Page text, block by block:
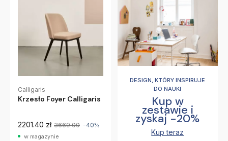
Calligaris
Krzesło Foyer Calligaris
2201.40 zł 3669.00 -40%
w magazynie
DESIGN, KTÓRY INSPIRUJE
DO NAUKI
Kup w
zestawie i
zyskaj -20%
Kup teraz